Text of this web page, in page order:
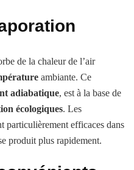
de la chaleur de l’air
ambiante. Ce
adiabatique, est à la base de
écologiques. Les
particulièrement efficaces dans
produit plus rapidement.